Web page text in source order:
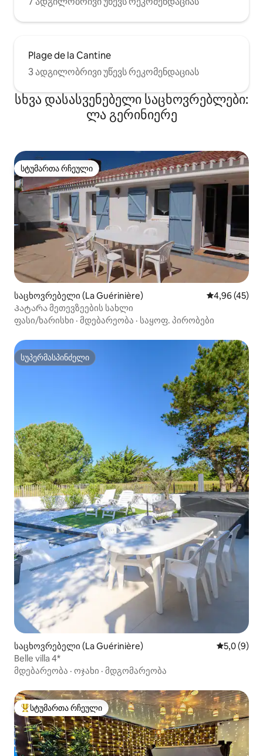
Plage de la Cantine
3 ადგილობრივი უწევს რეკომენდაციას
სხვა დასასვენებელი საცხოვრებლები:
ლა გერინიერე
სტუმართა რჩეული
სტუმართა რჩეული
საცხოვრებელი (La Guérinière) საშუალო
4,96 (45)
Პატარა მეთევზეების სახლი
ფასი/ხარისხი · მდებარეობა · საყოფ. პირობები
სუპერმასპინძელი
სუპერმასპინძელი
საცხოვრებელი (La Guérinière) საშუალო
5,0 (9)
Belle villa 4*
მდებარეობა · ოჯახი · მდგომარეობა
სტუმართა რჩეული მოწინავე ვარიანტი
სტუმართა რჩეული